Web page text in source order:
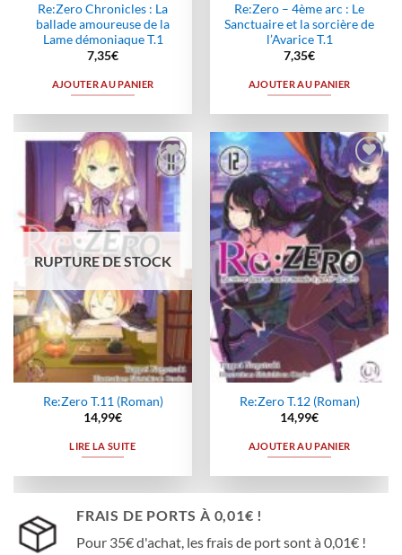
Re:Zero Chronicles : La
ballade amoureuse de la
Lame démoniaque T.1
7,35€
AJOUTER AU PANIER
Re:Zero – 4ème arc : Le
Sanctuaire et la sorcière de
l’Avarice T.1
7,35€
AJOUTER AU PANIER
Ajouter
à la
wishlist
RUPTURE DE STOCK
Re:Zero T.11 (Roman)
14,99€
LIRE LA SUITE
Ajouter
à la
wishlist
Re:Zero T.12 (Roman)
14,99€
AJOUTER AU PANIER
FRAIS DE PORTS À 0,01€ !
Pour 35€ d'achat, les frais de port sont à 0,01€ !